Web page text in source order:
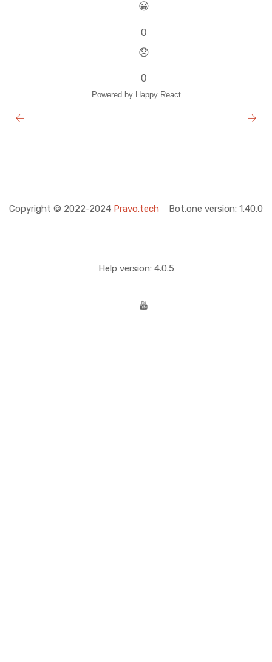
😀
0
😞
0
Powered by Happy React
Copyright © 2022-2024 Pravo.tech Bot.one version: 1.40.0
Help version: 4.0.5